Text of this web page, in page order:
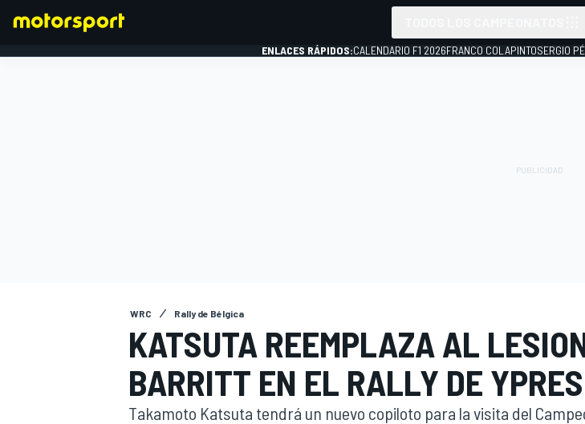
INDYCAR
ENLACES RÁPIDOS:CALENDARIO F1 2026FRANCO COLAPINTOSERGIO
WRC Rally de Bélgica
KATSUTA REEMPLAZA AL
BARRITT EN EL RALLY DE YPRES
Takamoto Katsuta tendrá un nuevo copiloto para la visita del